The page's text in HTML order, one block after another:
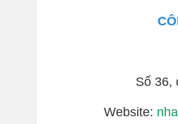
Số 36,
Website: